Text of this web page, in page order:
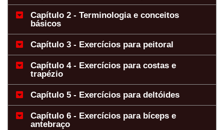
Capítulo 2 - Terminologia e conceitos
básicos
Capítulo 3 - Exercícios para peitoral
Capítulo 4 - Exercícios para costas e
trapézio
Capítulo 5 - Exercícios para deltóides
Capítulo 6 - Exercícios para bíceps e
antebraço